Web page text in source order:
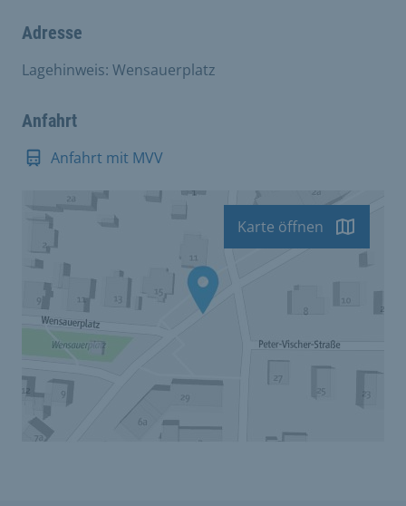
Adresse
Lagehinweis: Wensauerplatz
Anfahrt
Anfahrt mit MVV
Karte öffnen